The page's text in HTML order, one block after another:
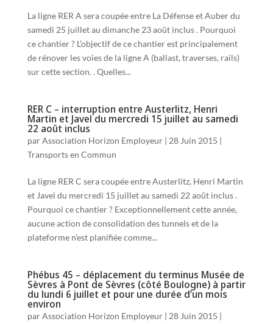
La ligne RER A sera coupée entre La Défense et Auber du
samedi 25 juillet au dimanche 23 août inclus . Pourquoi
ce chantier ? L’objectif de ce chantier est principalement
de rénover les voies de la ligne A (ballast, traverses, rails)
sur cette section. . Quelles...
RER C – interruption entre Austerlitz, Henri
Martin et Javel du mercredi 15 juillet au samedi
22 août inclus
parAssociation Horizon Employeur| 28 Juin 2015 |
Transports en Commun
La ligne RER C sera coupée entre Austerlitz, Henri Martin
et Javel du mercredi 15 juillet au samedi 22 août inclus .
Pourquoi ce chantier ? Exceptionnellement cette année,
aucune action de consolidation des tunnels et de la
plateforme n’est planifiée comme...
Phébus 45 – déplacement du terminus Musée de
Sèvres à Pont de Sèvres (côté Boulogne) à partir
du lundi 6 juillet et pour une durée d’un mois
environ
parAssociation Horizon Employeur| 28 Juin 2015 |